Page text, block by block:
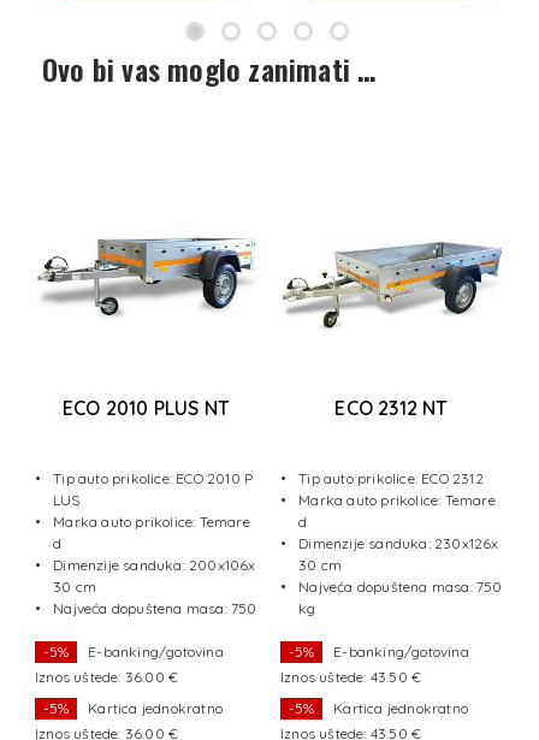
Ovo bi vas moglo zanimati …
ECO 2010 PLUS NT
Tip auto prikolice: ECO 2010 P
LUS
Marka auto prikolice: Temare
d
Dimenzije sanduka: 200x106x
30 cm
Najveća dopuštena masa: 750
-5%
E-banking/gotovina
Iznos uštede: 36.00 €
-5%
Kartica jednokratno
Iznos uštede: 36.00 €
ECO 2312 NT
Tip auto prikolice: ECO 2312
Marka auto prikolice: Temare
d
Dimenzije sanduka: 230x126x
30 cm
Najveća dopuštena masa: 750
kg
-5%
E-banking/gotovina
Iznos uštede: 43.50 €
-5%
Kartica jednokratno
Iznos uštede: 43.50 €